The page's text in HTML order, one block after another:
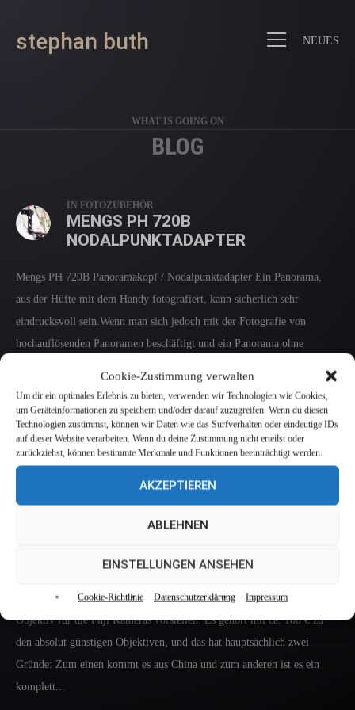
Cookie-Zustimmung verwalten
Um dir ein optimales Erlebnis zu bieten, verwenden wir Technologien wie Cookies,
um Geräteinformationen zu speichern und/oder darauf zuzugreifen. Wenn du diesen
Technologien zustimmst, können wir Daten wie das Surfverhalten oder eindeutige IDs
auf dieser Website verarbeiten. Wenn du deine Zustimmung nicht erteilst oder
zurückziehst, können bestimmte Merkmale und Funktionen beeinträchtigt werden.
AKZEPTIEREN
ABLEHNEN
EINSTELLUNGEN ANSEHEN
Cookie-Richtlinie Datenschutzerklärung Impressum
stephan buth NEUES
WHAT IS GOING ON
BLOG
BLOG
INFOTOZUBEHÖR
MENGS PH 720B
NODALPUNKTADAPTER
Mengs PH 720B Panoramakopf / Nodalpunktadapter Ein Panorama,
aus der Hüfte mit dem Handy fotografiert, kann sicherlich sehr
eindrucksvoll sein.Wenn man sich jedoch mit der Fotografie von
hochauflösenden Panoramen beschäftigt und ein Panorama ohne
Panoramakopf...
MEHR ERFAHREN.
INFOTOZUBEHÖR
KAMLAN 28MM F1.4 OBJEKTIV –
möchte heute in meinem Fotografie Blog das Kamlan 28mm F1.4
Objektiv für die Fuji Kameras vorstellen. Es gehört mit ca. 180 € zu
den absolut günstigen Objektiven, und das hat hauptsächlich zwei
Gründe: Zum einen kommt es aus China und zum anderen ist es ein
komplett...